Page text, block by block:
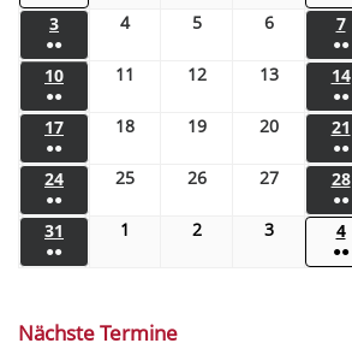
3
●●
4 5 6 7
●●
10
●●
11 12 13 14
●●
17
●●
18 19 20 21
●●
24
●●
25 26 27 28
●●
31
●●
1 2 3 4
●●
Nächste Termine